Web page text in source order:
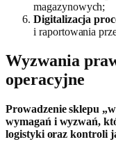
magazynowych;
Digitalizacja
i raportowania
Wyzwania
operacyjne
Prowadzenie sklepu
wymagań i wyzwań,
logistyki oraz kontroli